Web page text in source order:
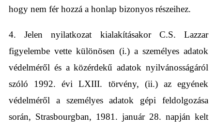
hogy nem fér hozzá a honlap bizonyos részeihez.
4. Jelen nyilatkozat kialakításakor C.S. Lazzar
figyelembe vette különösen (i.) a személyes adatok
védelméről és a közérdekű adatok nyilvánosságáról
szóló 1992. évi LXIII. törvény, (ii.) az egyének
védelméről a személyes adatok gépi feldolgozása
során, Strasbourgban, 1981. január 28. napján kelt